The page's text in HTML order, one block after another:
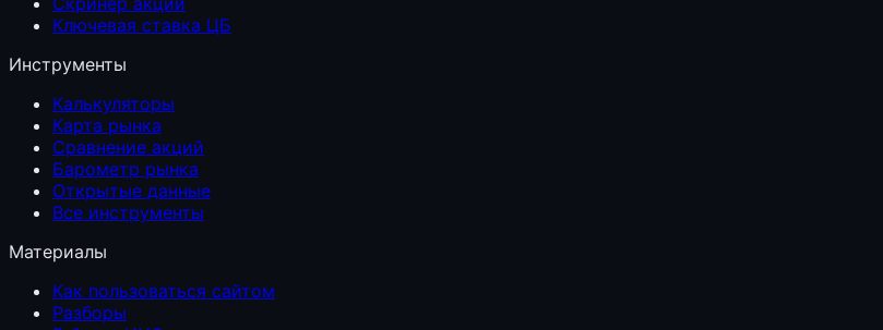
Ключевая ставка ЦБ
Инструменты
Калькуляторы
Карта рынка
Сравнение акций
Барометр рынка
Открытые данные
Все инструменты
Материалы
Как пользоваться сайтом
Разборы